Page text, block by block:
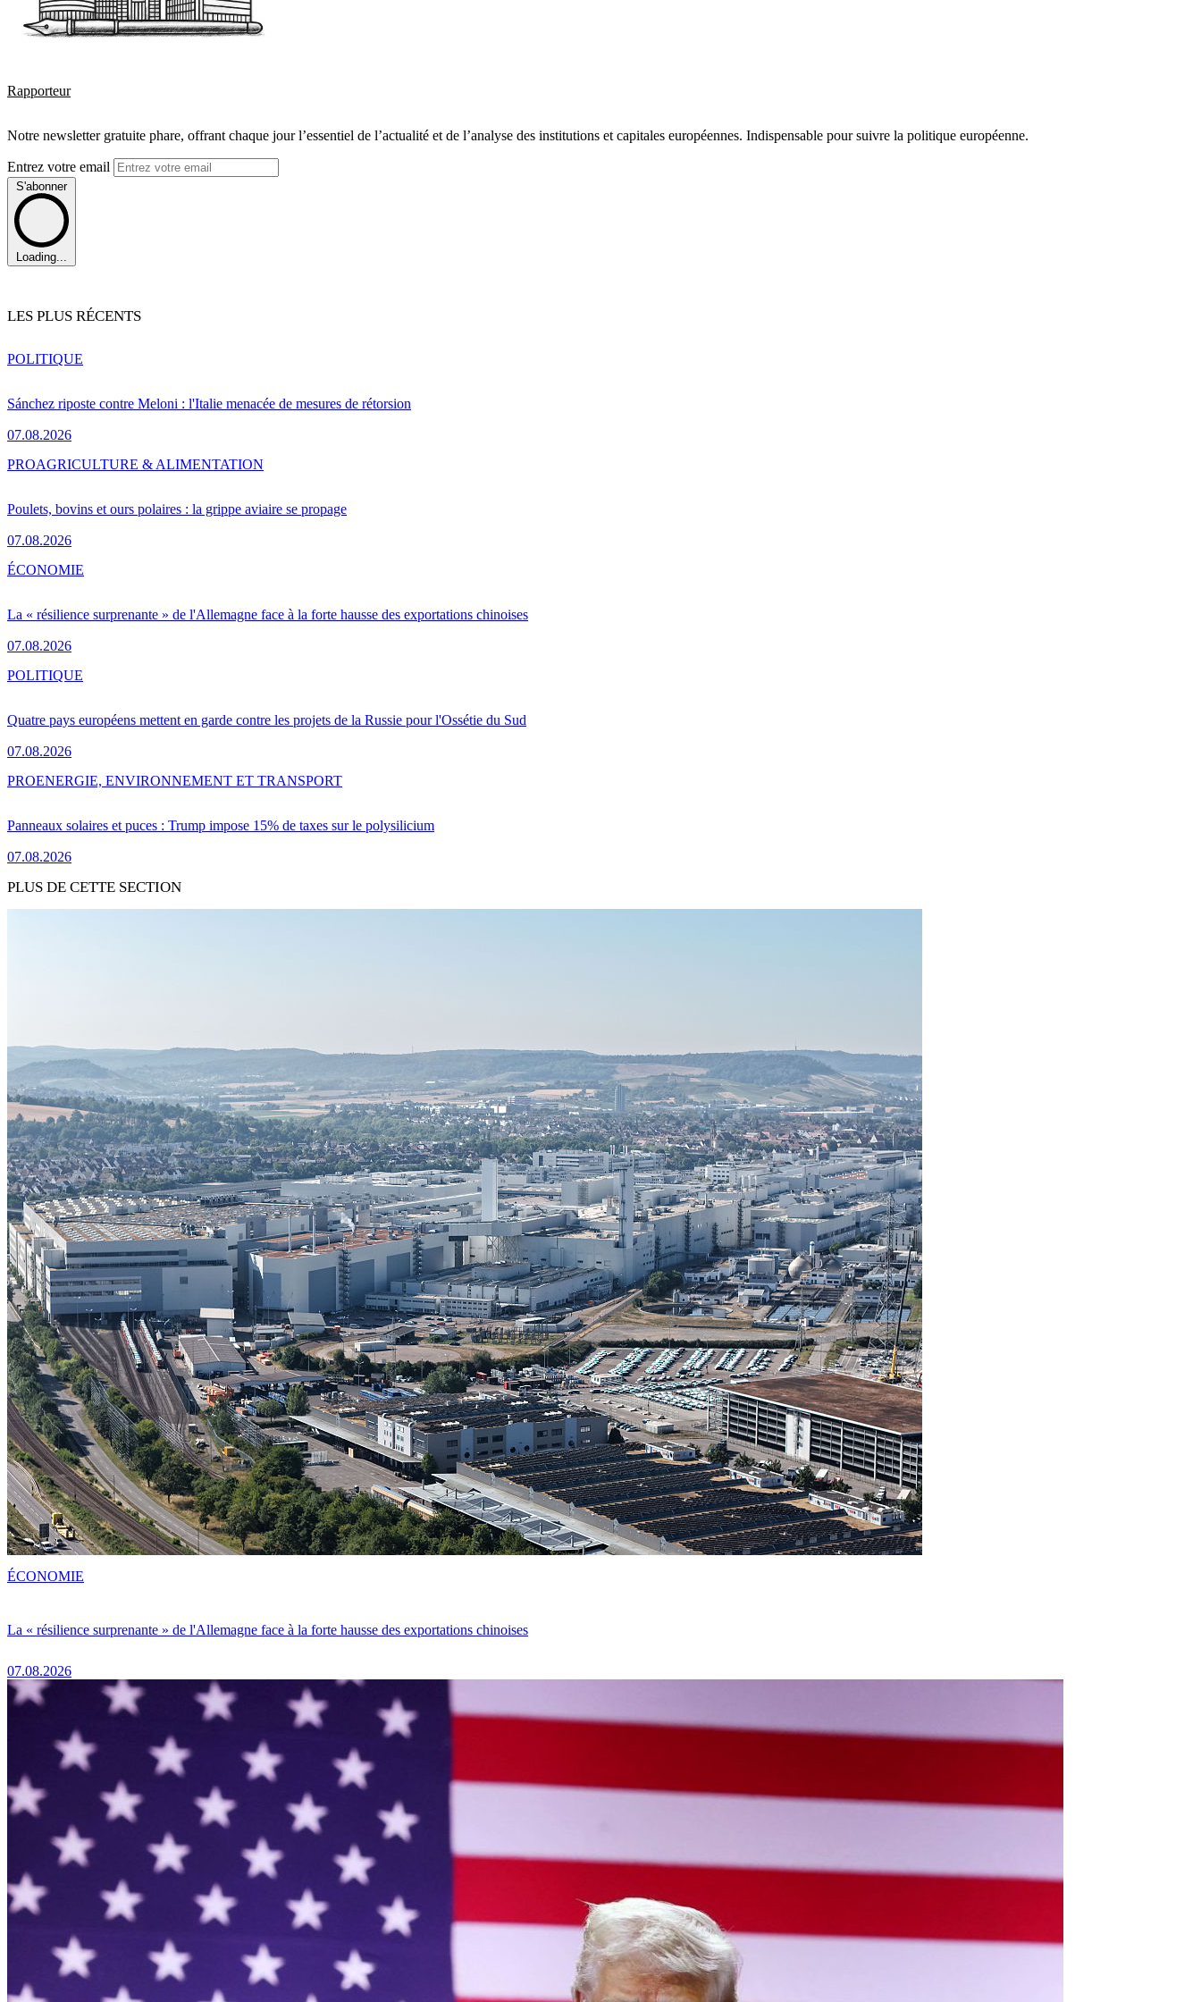
Rapporteur
Notre newsletter gratuite phare, offrant chaque jour l’essentiel de l’actualité et de l’analyse des institutions et capitales européennes. Indispensable pour suivre la politique européenne.
Entrez votre email
S'abonner
Loading...
LES PLUS RÉCENTS
Sánchez riposte contre Meloni : l'Italie menacée de mesures de rétorsion
07.08.2026
POLITIQUE
Poulets, bovins et ours polaires : la grippe aviaire se propage
07.08.2026
PROAGRICULTURE & ALIMENTATION
La « résilience surprenante » de l'Allemagne face à la forte hausse des exportations chinoises
07.08.2026
ÉCONOMIE
Quatre pays européens mettent en garde contre les projets de la Russie pour l'Ossétie du Sud
07.08.2026
POLITIQUE
Panneaux solaires et puces : Trump impose 15% de taxes sur le polysilicium
07.08.2026
PROENERGIE, ENVIRONNEMENT ET TRANSPORT
PLUS DE CETTE SECTION
La « résilience surprenante » de l'Allemagne face à la forte hausse des exportations chinoises
07.08.2026
ÉCONOMIE